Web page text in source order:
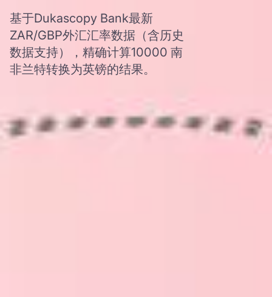
基于Dukascopy Bank最新
ZAR/GBP外汇汇率数据（含历史
数据支持），精确计算10000 南
非兰特转换为英镑的结果。